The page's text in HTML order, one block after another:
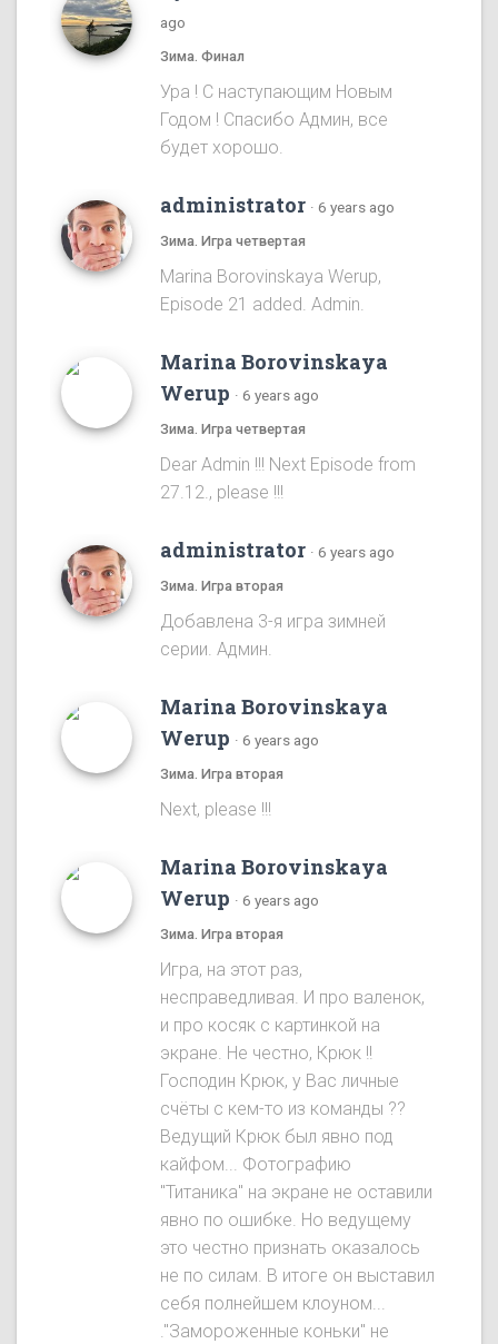
ago
Зима. Финал
Ура ! С наступающим Новым
Годом ! Спасибо Админ, все
будет хорошо.
administrator · 6 years ago
Зима. Игра четвертая
Marina Borovinskaya Werup,
Episode 21 added. Admin.
Marina Borovinskaya
Werup · 6 years ago
Зима. Игра четвертая
Dear Admin !!! Next Episode from
27.12., please !!!
administrator · 6 years ago
Зима. Игра вторая
Добавлена 3-я игра зимней
серии. Админ.
Marina Borovinskaya
Werup · 6 years ago
Зима. Игра вторая
Next, please !!!
Marina Borovinskaya
Werup · 6 years ago
Зима. Игра вторая
Игра, на этот раз,
несправедливая. И про валенок,
и про косяк с картинкой на
экране. Не честно, Крюк !!
Господин Крюк, у Вас личные
счёты с кем-то из команды ??
Ведущий Крюк был явнo под
кайфом... Фотографию
"Титаника" на экране не оставили
явно по ошибке. Но ведущему
это честно признать оказалось
не по силам. В итоге он выставил
себя полнейшем клоуном...
."Замороженные коньки" не